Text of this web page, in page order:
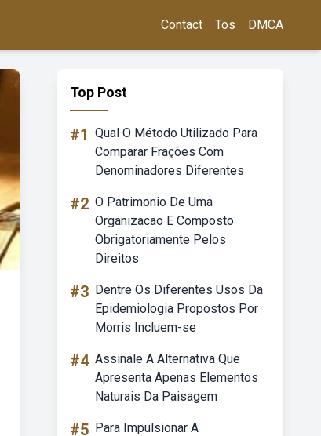
Contact Tos DMCA
Top Post
#1 Qual O Método Utilizado Para
Comparar Frações Com
Denominadores Diferentes
#2 O Patrimonio De Uma
Organizacao E Composto
Obrigatoriamente Pelos
Direitos
#3 Dentre Os Diferentes Usos Da
Epidemiologia Propostos Por
Morris Incluem-se
#4 Assinale A Alternativa Que
Apresenta Apenas Elementos
Naturais Da Paisagem
#5 Para Impulsionar A